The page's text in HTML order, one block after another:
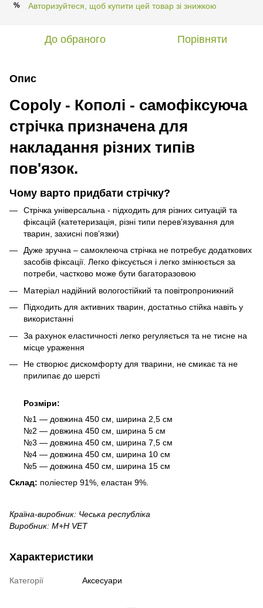
% Авторизуйтеся, щоб купити цей товар зі знижкою
До обраного Порівняти
Опис
Copoly - Кополі - самофіксуюча
стрічка призначена для
накладання різних типів
пов'язок.
Чому варто придбати стрічку?
Стрічка універсальна - підходить для різних ситуацій та
фіксацій (катетеризація, різні типи перев’язування для
тварин, захисні пов’язки)
Дуже зручна – самоклеюча стрічка не потребує додаткових
засобів фіксації. Легко фіксується і легко змінюється за
потреби, частково може бути багаторазовою
Матеріал надійний вологостійкий та повітропроникний
Підходить для активних тварин, достатньо стійка навіть у
використанні
За рахунок еластичності легко регуляється та не тисне на
місце ураження
Не створює дискомфорту для тварини, не смикає та не
прилипає до шерсті
Розміри:
№1 — довжина 450 см, ширина 2,5 см
№2 — довжина 450 см, ширина 5 см
№3 — довжина 450 см, ширина 7,5 см
№4 — довжина 450 см, ширина 10 см
№5 — довжина 450 см, ширина 15 см
Склад: поліестер 91%, еластан 9%.
Країна-виробник: Чеська республіка
Виробник: M+H VET
Характеристики
Категорії Аксесуари